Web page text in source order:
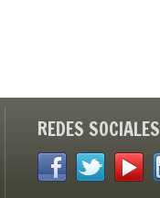
REDES SOCIALES